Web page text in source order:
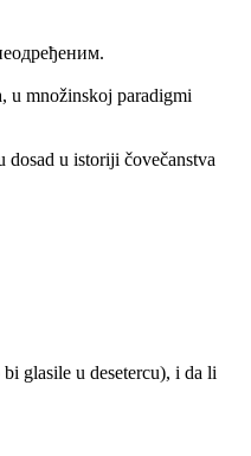
u množinskoj paradigmi
u istoriji čovečanstva
glasile u desetercu), i da li